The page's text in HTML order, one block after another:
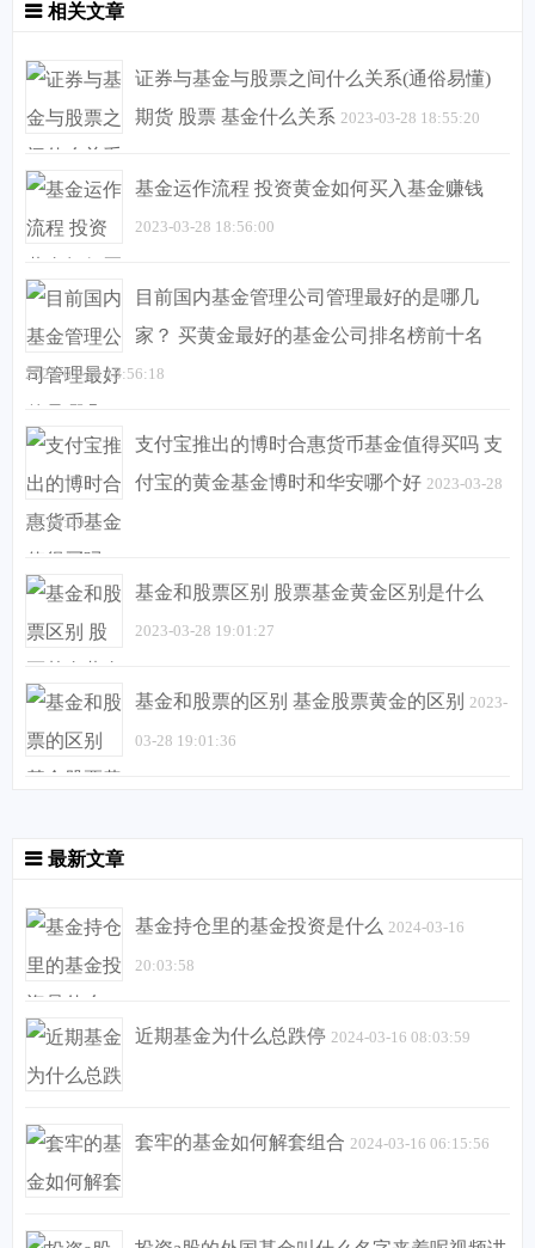
相关文章
证券与基金与股票之间什么关系(通俗易懂)
期货 股票 基金什么关系 2023-03-28 18:55:20
基金运作流程 投资黄金如何买入基金赚钱
2023-03-28 18:56:00
目前国内基金管理公司管理最好的是哪几
家？ 买黄金最好的基金公司排名榜前十名
2023-03-28 18:56:18
支付宝推出的博时合惠货币基金值得买吗 支
付宝的黄金基金博时和华安哪个好 2023-03-28
18:58:29
基金和股票区别 股票基金黄金区别是什么
2023-03-28 19:01:27
基金和股票的区别 基金股票黄金的区别 2023-
03-28 19:01:36
最新文章
基金持仓里的基金投资是什么 2024-03-16
20:03:58
近期基金为什么总跌停 2024-03-16 08:03:59
套牢的基金如何解套组合 2024-03-16 06:15:56